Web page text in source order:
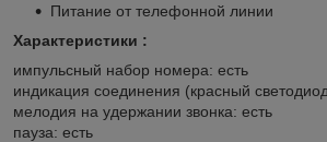
Питание от телефонной линии
Характеристики :
импульсный набор номера: есть
индикация соединения (красный
мелодия на удержании звонка: есть
пауза: есть